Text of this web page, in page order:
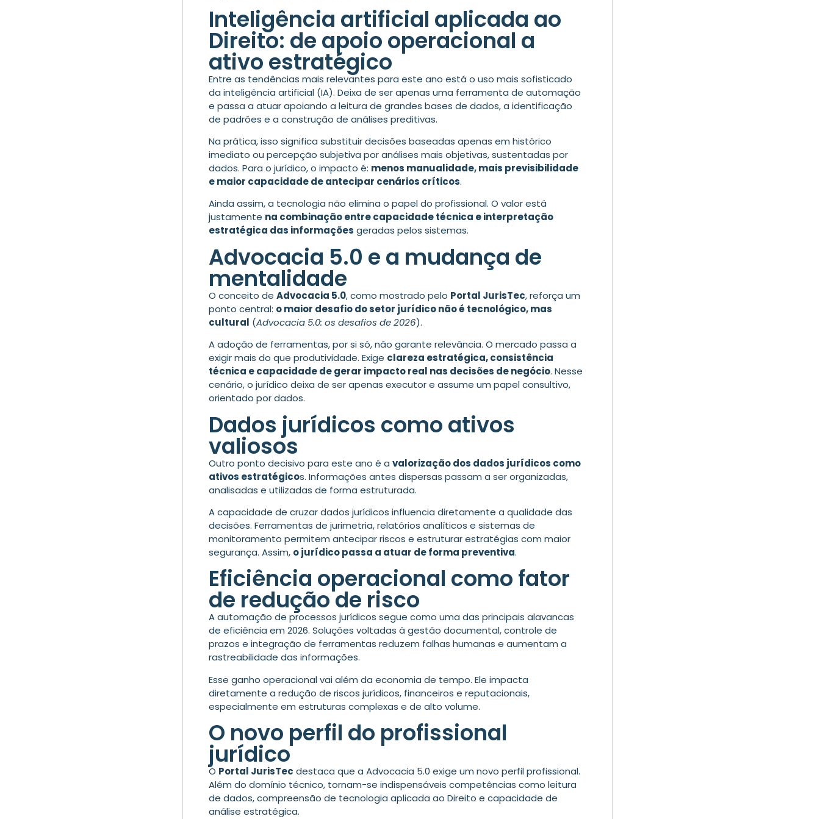
Inteligência artificial aplicada ao
Direito: de apoio operacional a
ativo estratégico
Entre as tendências mais relevantes para este ano está o uso mais sofisticado
da inteligência artificial (IA). Deixa de ser apenas uma ferramenta de automação
e passa a atuar apoiando a leitura de grandes bases de dados, a identificação
de padrões e a construção de análises preditivas.
Na prática, isso significa substituir decisões baseadas apenas em histórico
imediato ou percepção subjetiva por análises mais objetivas, sustentadas por
dados. Para o jurídico, o impacto é: menos manualidade, mais previsibilidade
e maior capacidade de antecipar cenários críticos.
Ainda assim, a tecnologia não elimina o papel do profissional. O valor está
justamente na combinação entre capacidade técnica e interpretação
estratégica das informações geradas pelos sistemas.
Advocacia 5.0 e a mudança de
mentalidade
O conceito deAdvocacia 5.0, como mostrado pelo Portal JurisTec, reforça um
ponto central: o maior desafio do setor jurídico não é tecnológico, mas
cultural (Advocacia 5.0: os desafios de 2026).
A adoção de ferramentas, por si só, não garante relevância. O mercado passa a
exigir mais do que produtividade. Exige clareza estratégica, consistência
técnica e capacidade de gerar impacto real nas decisões de negócio. Nesse
cenário, o jurídico deixa de ser apenas executor e assume um papel consultivo,
orientado por dados.
Dados jurídicos como ativos
valiosos
Outro ponto decisivo para este ano é avalorização dos dados jurídicos como
ativos estratégicos. Informações antes dispersas passam a ser organizadas,
analisadas e utilizadas de forma estruturada.
A capacidade de cruzar dados jurídicos influencia diretamente a qualidade das
decisões.Ferramentas de jurimetria, relatórios analíticos e sistemas de
monitoramento permitem antecipar riscos e estruturar estratégias com maior
segurança. Assim, o jurídico passa a atuar de forma preventiva.
Eficiência operacional como fator
de redução de risco
A automação de processos jurídicos segue como uma das principais alavancas
de eficiência em 2026. Soluções voltadas à gestão documental, controle de
prazos eintegração de ferramentas reduzem falhas humanas e aumentam a
rastreabilidade das informações.
Esse ganho operacional vai além da economia de tempo. Ele impacta
diretamente a redução de riscos jurídicos, financeiros e reputacionais,
especialmente em estruturas complexas e de alto volume.
O novo perfil do profissional
jurídico
O Portal JurisTec destaca que a Advocacia 5.0 exige um novo perfil profissional.
Além do domínio técnico, tornam-se indispensáveis competências como leitura
de dados, compreensão de tecnologia aplicada ao Direito e capacidade de
análise estratégica.